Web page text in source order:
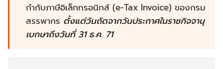
กำกับภาษีอิเล็กทรอนิกส์ (e-Tax Invoice) ของกรม
สรรพากร ตั้งแต่วันถัดจากวันประกาศในราชกิจจานุ
เบกษาถึงวันที่ 31 ธ.ค. 71